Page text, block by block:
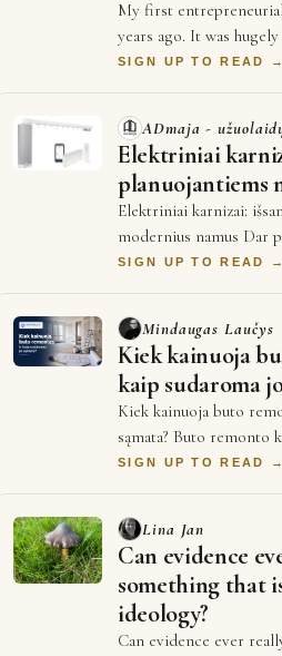
My first
years ago. It was
India until i decided to
SIGN UP TO READ →
ADmaja -
Elektriniai
planuojantiems
Elektriniai karnizai:
modernius namus Dar
karnizai daugeliui
SIGN UP TO READ →
Mindaugas Laučys
Kiek kainuoja
kaip sudaroma
Kiek kainuoja buto
sąmata? Buto remonto
tipo: kosmetinis
SIGN UP TO READ →
Lina Jan
Can evidence
something that
ideology?
Can evidence ever